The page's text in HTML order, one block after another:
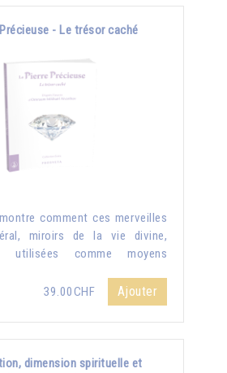
- Le trésor caché
comment ces merveilles
miroirs de la vie divine,
utilisées comme moyens
39.00CHF
Ajouter
dimension spirituelle et